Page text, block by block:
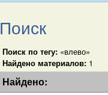
Поиск
Поиск по тегу: «влево»
Найдено материалов: 1
Найдено: